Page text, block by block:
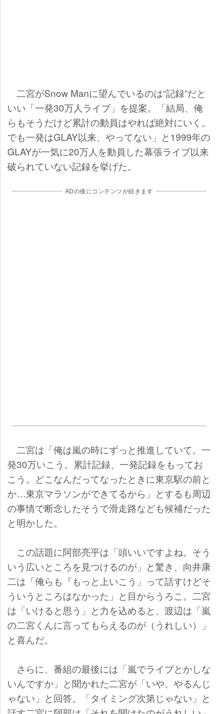
二宮がSnow Manに望んでいるのは“記録”だと
いい「一発30万人ライブ」を提案。「結局、俺
らもそうだけど累計の動員はやれば絶対にいく。
でも一発はGLAY以来、やってない」と1999年の
GLAYが一気に20万人を動員した幕張ライブ以来
破られていない記録を挙げた。
ADの後にコンテンツが続きます
二宮は「俺は嵐の時にずっと推進していて。一
発30万いこう。累計記録、一発記録をもってお
こう。どこなんだってなったときに東京駅の前と
か…東京マラソンができてるから」とするも周辺
の事情で断念したそうで滑走路なども候補だった
と明かした。
この話題に阿部亮平は「頭いいですよね。そう
いう広いところを見つけるのが」と驚き、向井康
二は「俺らも『もっと上いこう」って話すけどそ
ういうところはなかった」と目からうろこ。二宮
は「いけると思う」と力を込めると、渡辺は「嵐
の二宮くんに言ってもらえるのが（うれしい）」
と喜んだ。
さらに、番組の最後には「嵐でライブとかしな
いんですか」と聞かれた二宮が「いや、やるんじ
ゃない」と回答。「タイミング次第じゃない」と